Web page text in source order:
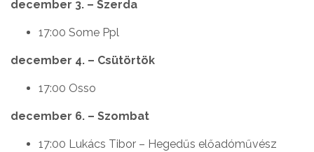
december 3. – Szerda
17:00 Some Ppl
december 4. – Csütörtök
17:00 Osso
december 6. – Szombat
17:00 Lukács Tibor – Hegedűs előadóművész